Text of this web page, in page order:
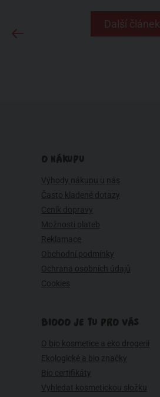
Další článek
O NÁKUPU
Výhody nákupu u nás
Často kladené dotazy
Ceník dopravy
Možnosti plateb
Reklamace
Obchodní podmínky
Ochrana osobních údajů
Cookies
BIOOO JE TU PRO VÁS
O bio kosmetice a eko drogerii
Ekologické a bio značky
Bio certifikáty
Vyhledat kosmetickou složku